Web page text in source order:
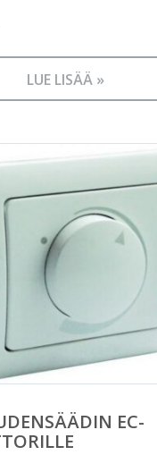
LUE LISÄÄ »
EC-